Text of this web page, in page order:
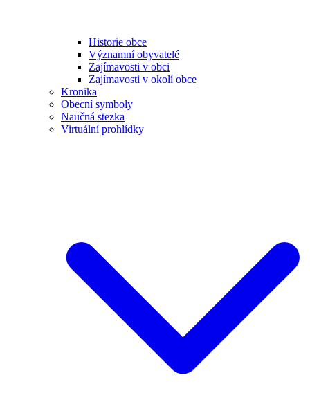
Historie obce
Významní obyvatelé
Zajímavosti v obci
Zajímavosti v okolí obce
Kronika
Obecní symboly
Naučná stezka
Virtuální prohlídky